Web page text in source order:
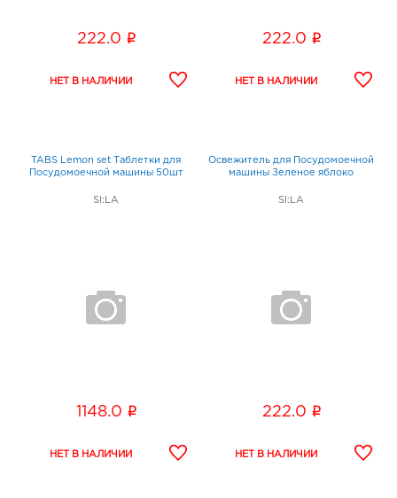
222.0 i 222.0 i
TABS Lemon set Таблетки для
Посудомоечной машины 50шт
SI:LA
1148.0 i
Освежитель для Посудомоечной
машины Зеленое яблоко
SI:LA
222.0 i